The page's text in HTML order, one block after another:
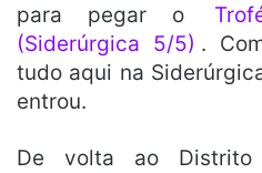
para pegar o
(Siderúrgica 5/5) .
tudo aqui na
entrou.
De volta ao Distrito